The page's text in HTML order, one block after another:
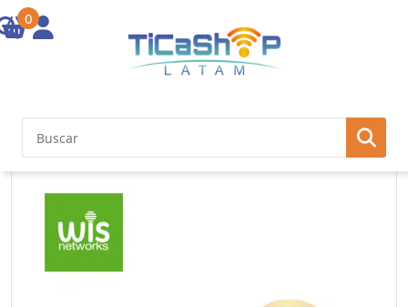
0
band concurrent .2*2 MIMO. 1167Mbps(300+867). 500mw. 1*1000M
Gb Eth